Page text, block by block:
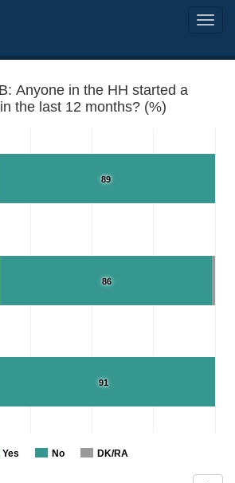
Anyone in the HH started a
the last 12 months? (%)
89
86
91
Yes No DK/RA